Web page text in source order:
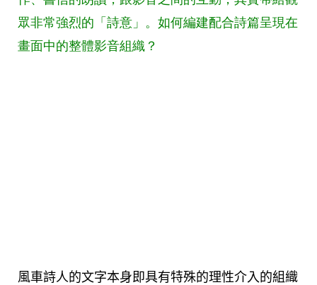
眾非常強烈的「詩意」。如何編建配合詩篇呈現在
畫面中的整體影音組織？
風車詩人的文字本身即具有特殊的理性介入的組織